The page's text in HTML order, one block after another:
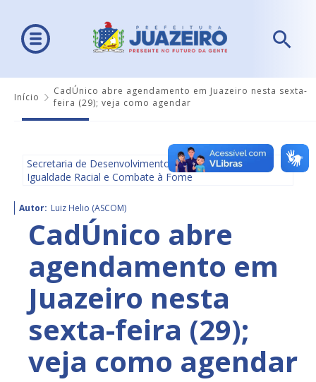
Início
CadÚnico abre agendamento em Juazeiro nesta sexta-
feira (29); veja como agendar
Secretaria de Desenvolvimento Social, Diversidade,
Igualdade Racial e Combate à Fome
Autor: Luiz Helio (ASCOM)
CadÚnico abre
agendamento em
Juazeiro nesta
sexta-feira (29);
veja como agendar